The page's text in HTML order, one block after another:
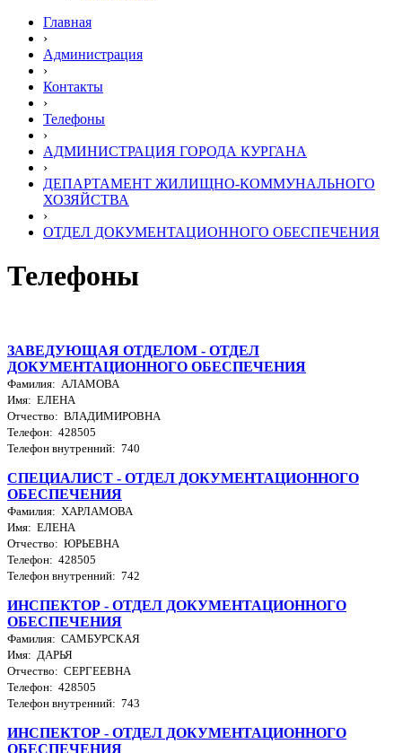
Главная
›
Администрация
›
Контакты
›
Телефоны
›
АДМИНИСТРАЦИЯ ГОРОДА КУРГАНА
›
ДЕПАРТАМЕНТ ЖИЛИЩНО-КОММУНАЛЬНОГО
ХОЗЯЙСТВА
›
ОТДЕЛ ДОКУМЕНТАЦИОННОГО ОБЕСПЕЧЕНИЯ
Телефоны
ЗАВЕДУЮЩАЯ ОТДЕЛОМ - ОТДЕЛ
ДОКУМЕНТАЦИОННОГО ОБЕСПЕЧЕНИЯ
Фамилия: АЛАМОВА
Имя: ЕЛЕНА
Отчество: ВЛАДИМИРОВНА
Телефон: 428505
Телефон внутренний: 740
СПЕЦИАЛИСТ - ОТДЕЛ ДОКУМЕНТАЦИОННОГО
ОБЕСПЕЧЕНИЯ
Фамилия: ХАРЛАМОВА
Имя: ЕЛЕНА
Отчество: ЮРЬЕВНА
Телефон: 428505
Телефон внутренний: 742
ИНСПЕКТОР - ОТДЕЛ ДОКУМЕНТАЦИОННОГО
ОБЕСПЕЧЕНИЯ
Фамилия: САМБУРСКАЯ
Имя: ДАРЬЯ
Отчество: СЕРГЕЕВНА
Телефон: 428505
Телефон внутренний: 743
ИНСПЕКТОР - ОТДЕЛ ДОКУМЕНТАЦИОННОГО
ОБЕСПЕЧЕНИЯ